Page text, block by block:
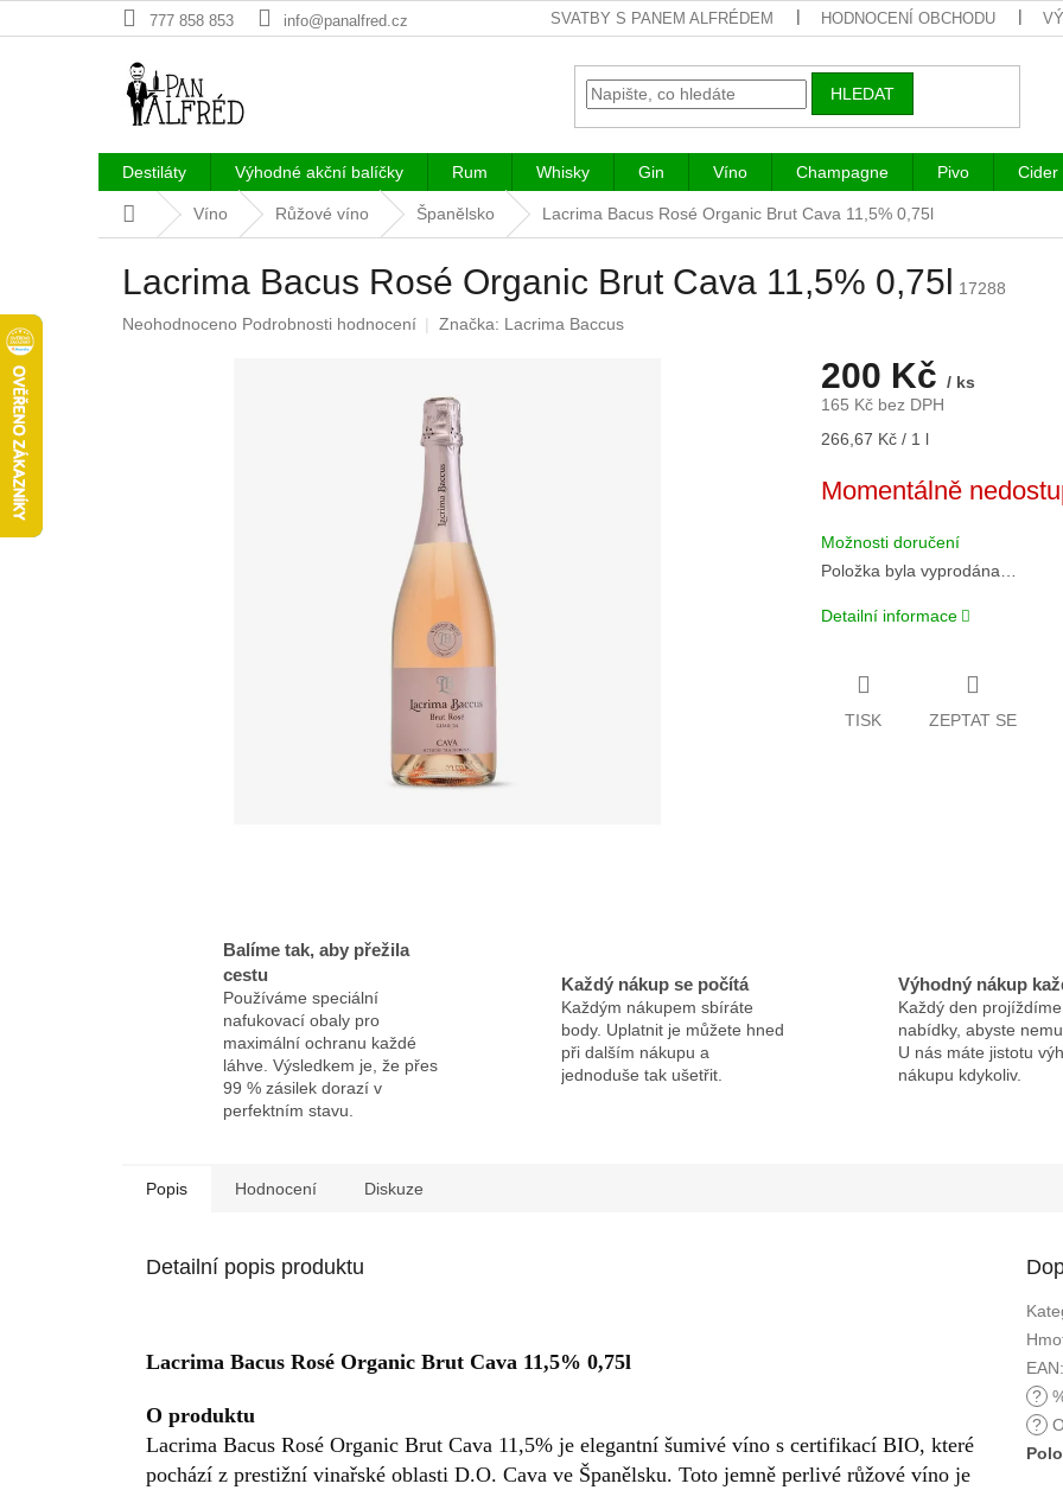
na
777 858 853 info@panalfred.cz SVATBY S PANEM ALFRÉDEM HODNOCENÍ OBCHODU
HLEDAT
Destiláty Výhodné akční balíčky Rum Whisky Gin Víno Champagne Pivo Cider
Domů Víno Růžové víno Španělsko Lacrima Bacus Rosé Organic Brut Cava 11,5% 0,75l
Lacrima Bacus Rosé Organic Brut Cava 11,5% 0,75l
17288
Průměrné
Neohodnoceno Podrobnosti hodnocení Značka: Lacrima Baccus
200 Kč / ks
165 Kč bez DPH
Měrná
266,67 Kč / 1 l
Momentálně
Možnosti doručení
Položka byla vyprodána…
Detailní informace
TISK ZEPTAT SE
Balíme tak, aby přežila
cestu
Používáme speciální
nafukovací obaly pro
maximální ochranu každé
láhve. Výsledkem je, že přes
99 % zásilek dorazí v
perfektním stavu.
Každý nákup se počítá
Každým nákupem sbíráte
body. Uplatnit je můžete hned
při dalším nákupu a
jednoduše tak ušetřit.
Výhodný nákup
Každý den projíždíme
nabídky, abyste
U nás máte jistotu
nákupu kdykoliv.
Popis Hodnocení Diskuze
Detailní popis produktu
Lacrima Bacus Rosé Organic Brut Cava 11,5% 0,75l
O produktu
Lacrima Bacus Rosé Organic Brut Cava 11,5% je elegantní šumivé víno s certifikací BIO, které
pochází z prestižní vinařské oblasti D.O. Cava ve Španělsku. Toto jemně perlivé růžové víno je
EAN:
?
?